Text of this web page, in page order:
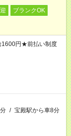
ブランクOK
円★前払い制度
/ 宝殿駅から車8分